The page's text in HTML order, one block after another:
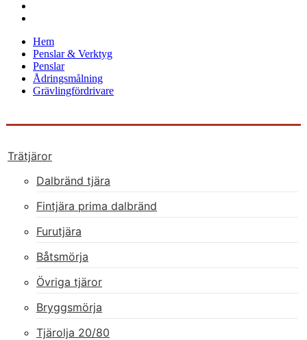
Hem
Penslar & Verktyg
Penslar
Ådringsmålning
Grävlingfördrivare
Trätjäror
Dalbränd tjära
Fintjära prima dalbränd
Furutjära
Båtsmörja
Övriga tjäror
Bryggsmörja
Tjärolja 20/80